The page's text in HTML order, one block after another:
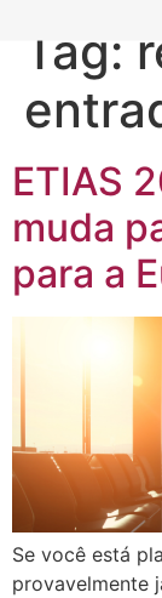
Tag:
ETIAS
muda
para a
Se você está
provavelmente